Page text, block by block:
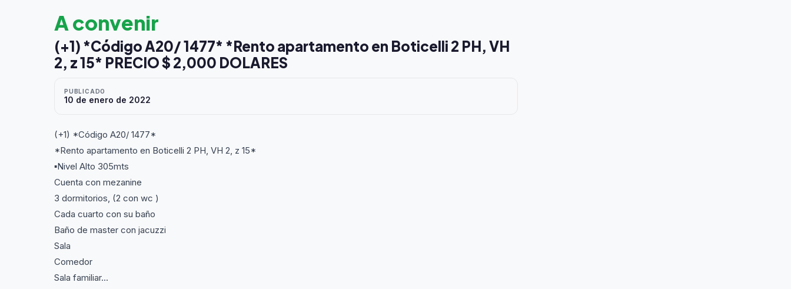
A convenir
(+1) *Código A20/ 1477* *Rento apartamento en Boticelli 2 PH, VH
2, z 15* PRECIO $ 2,000 DOLARES
PUBLICADO
10 de enero de 2022
(+1) *Código A20/ 1477*
*Rento apartamento en Boticelli 2 PH, VH 2, z 15*
▪️Nivel Alto 305mts
Cuenta con mezanine
3 dormitorios, (2 con wc )
Cada cuarto con su baño
Baño de master con jacuzzi
Sala
Comedor
Sala familiar...